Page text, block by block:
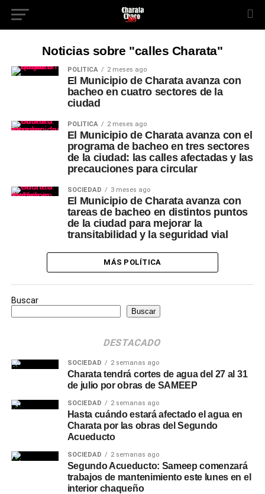
Noticias sobre "calles Charata"
POLÍTICA 2 meses ago
El Municipio de Charata avanza con
bacheo en cuatro sectores de la
ciudad
POLÍTICA 2 meses ago
El Municipio de Charata avanza con el
programa de bacheo en tres sectores
de la ciudad: las calles afectadas y las
precauciones para circular
SOCIEDAD 3 meses ago
El Municipio de Charata avanza con
tareas de bacheo en distintos puntos
de la ciudad para mejorar la
transitabilidad y la seguridad vial
MÁS POLÍTICA
Buscar
Buscar
DESTACADO
SOCIEDAD 2 semanas ago
Charata tendrá cortes de agua del 27 al 31
de julio por obras de SAMEEP
SOCIEDAD 2 semanas ago
Hasta cuándo estará afectado el agua en
Charata por las obras del Segundo
Acueducto
SOCIEDAD 2 semanas ago
Segundo Acueducto: Sameep comenzará
trabajos de mantenimiento este lunes en el
interior chaqueño